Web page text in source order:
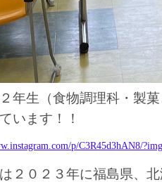
年生（食物調理科・製
います！！
p/C3R45d3hAN8/
２０２３年に福島県、